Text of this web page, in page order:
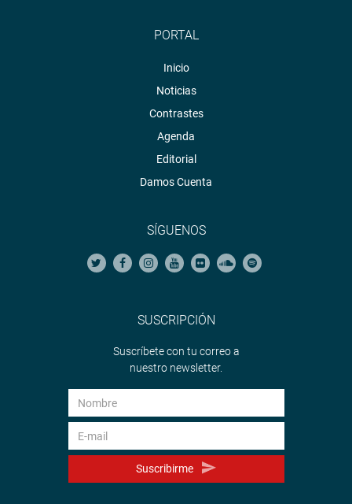
PORTAL
Inicio
Noticias
Contrastes
Agenda
Editorial
Damos Cuenta
SÍGUENOS
SUSCRIPCIÓN
Suscríbete con tu correo a
nuestro newsletter.
Suscribirme